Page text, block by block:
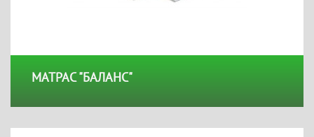
МАТРАС "БАЛАНС"